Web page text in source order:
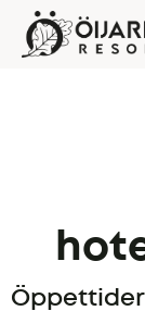
Öppettider